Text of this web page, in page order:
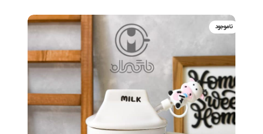
ناموجود